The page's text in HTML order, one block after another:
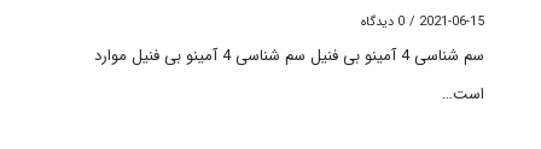
2021-06-15
/ 0 دیدگاه
سم شناسی 4 آمینو بی فنیل سم شناسی 4 آمینو بی فنیل موارد
است…